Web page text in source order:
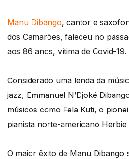
Manu Dibango, cantor e
dos Camarões, faleceu no
aos 86 anos, vítima de Covid-19.
Considerado uma lenda da
jazz, Emmanuel N’Djoké
músicos como Fela Kuti, o
pianista norte-americano
O maior êxito de Manu Dibango